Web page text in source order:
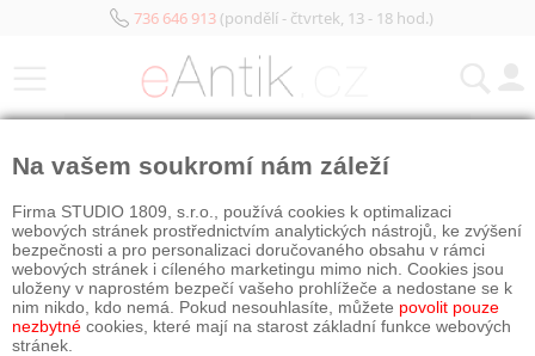
736 646 913(pondělí - čtvrtek, 13 - 18 hod.)
Na vašem soukromí nám záleží
Firma STUDIO 1809, s.r.o., používá cookies k optimalizaci
webových stránek prostřednictvím analytických nástrojů, ke zvýšení
bezpečnosti a pro personalizaci doručovaného obsahu v rámci
webových stránek i cíleného marketingu mimo nich. Cookies jsou
uloženy v naprostém bezpečí vašeho prohlížeče a nedostane se k
nim nikdo, kdo nemá. Pokud nesouhlasíte, můžete povolit pouze
nezbytné cookies, které mají na starost základní funkce webových
stránek.